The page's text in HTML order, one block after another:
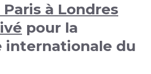
à Londres
pour la
internationale du